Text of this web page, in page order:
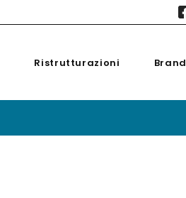
Ristrutturazioni Brand